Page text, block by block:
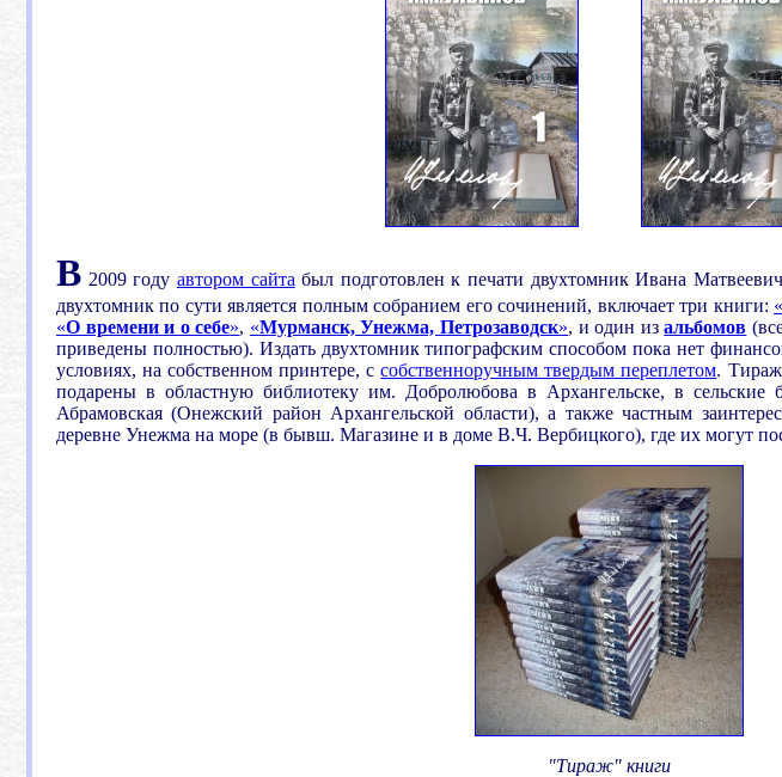
В 2009 году автором сайта был подготовлен к печати двухтомник Ивана
двухтомник по сути является полным собранием его сочинений, включает три книги:
«О времени и о себе», «Мурманск, Унежма, Петрозаводск», и один изальбомов
приведены полностью). Издать двухтомник типографским способом пока нет
условиях, на собственном принтере, ссобственноручным твердым переплетом. Тираж
подарены в областную библиотеку им. Добролюбова в Архангельске, в
Абрамовская (Онежский район Архангельской области), а также частным
деревне Унежма на море (в бывш. Магазине и в доме В.Ч. Вербицкого), где их могут
"Тираж" книги